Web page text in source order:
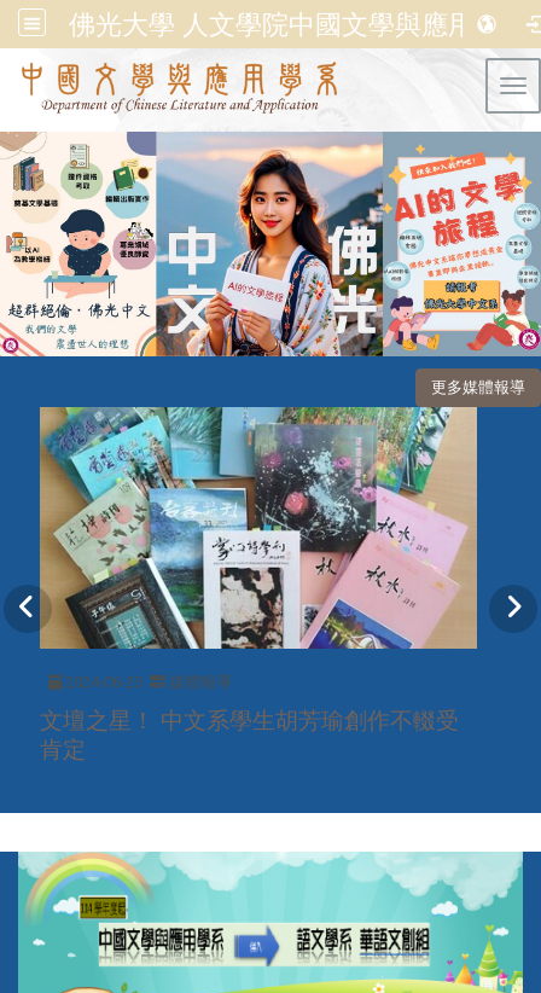
佛光大學 人文學院中國文學與應用學系
更多媒體報導
2024-06-25 媒體報導
文壇之星！ 中文系學生胡芳瑜創作不輟受
肯定